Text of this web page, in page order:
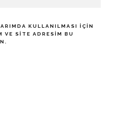
KULLANILMASI IÇIN
VE SITE ADRESIM BU